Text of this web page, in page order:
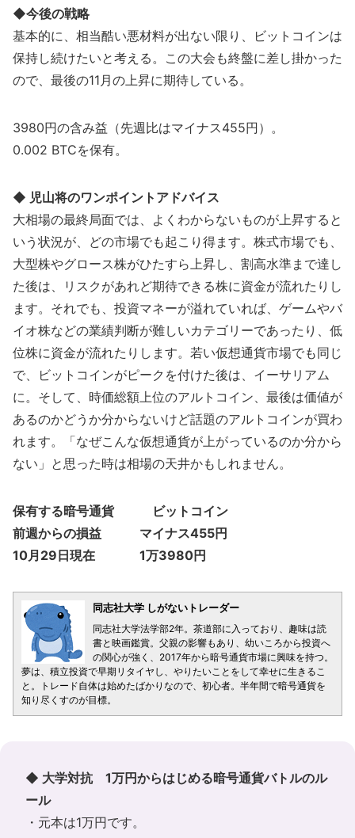
◆今後の戦略
基本的に、相当酷い悪材料が出ない限り、ビットコインは
保持し続けたいと考える。この大会も終盤に差し掛かった
ので、最後の11月の上昇に期待している。
3980円の含み益（先週比はマイナス455円）。
0.002 BTCを保有。
◆ 児山将のワンポイントアドバイス
大相場の最終局面では、よくわからないものが上昇すると
いう状況が、どの市場でも起こり得ます。株式市場でも、
大型株やグロース株がひたすら上昇し、割高水準まで達し
た後は、リスクがあれど期待できる株に資金が流れたりし
ます。それでも、投資マネーが溢れていれば、ゲームやバ
イオ株などの業績判断が難しいカテゴリーであったり、低
位株に資金が流れたりします。若い仮想通貨市場でも同じ
で、ビットコインがピークを付けた後は、イーサリアム
に。そして、時価総額上位のアルトコイン、最後は価値が
あるのかどうか分からないけど話題のアルトコインが買わ
れます。「なぜこんな仮想通貨が上がっているのか分から
ない」と思った時は相場の天井かもしれません。
保有する暗号通貨 ビットコイン
前週からの損益 マイナス455円
10月29日現在 1万3980円
同志社大学 しがないトレーダー
同志社大学法学部2年。茶道部に入っており、趣味は読
書と映画鑑賞。父親の影響もあり、幼いころから投資へ
の関心が強く、2017年から暗号通貨市場に興味を持つ。
夢は、積立投資で早期リタイヤし、やりたいことをして幸せに生きるこ
と。トレード自体は始めたばかりなので、初心者。半年間で暗号通貨を
知り尽くすのが目標。
◆ 大学対抗 1万円からはじめる暗号通貨バトルのル
ール
・元本は1万円です。